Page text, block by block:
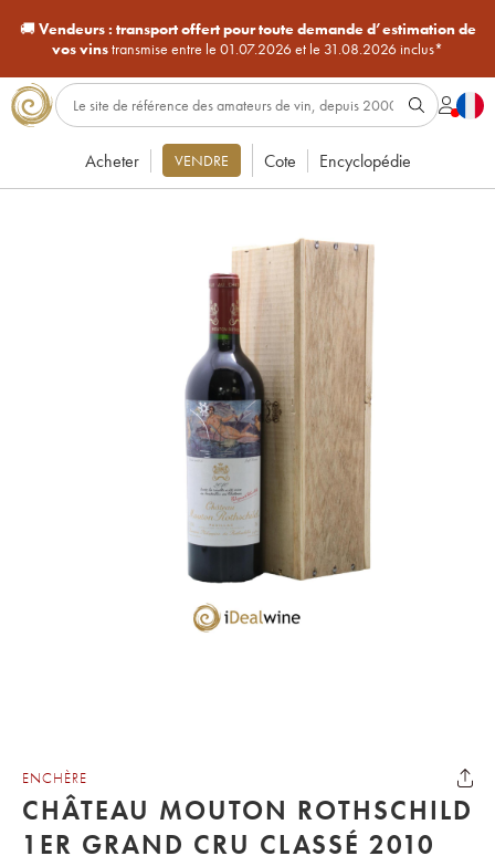
🚚Vendeurs : transport offert pour toute demande d’estimation de
vos vinstransmise entre le 01.07.2026 et le 31.08.2026 inclus*
Acheter VENDRE Cote Encyclopédie
ENCHÈRE
CHÂTEAU MOUTON ROTHSCHILD
1ER GRAND CRU CLASSÉ 2010